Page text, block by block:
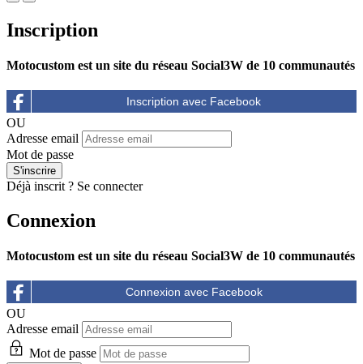
Inscription
Motocustom est un site du réseau Social3W de 10 communautés
OU
Adresse email
Mot de passe
Déjà inscrit ? Se connecter
Connexion
Motocustom est un site du réseau Social3W de 10 communautés
OU
Adresse email
Mot de passe